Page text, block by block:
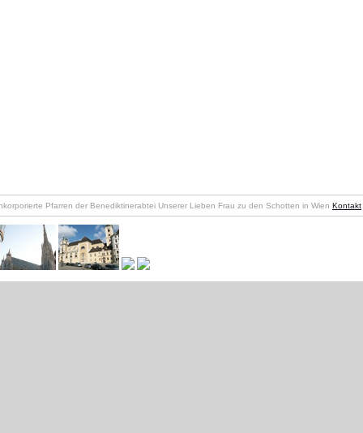
Pfarren der Benediktinerabtei Unserer Lieben Frau zu den Schotten in Wien Kontakt